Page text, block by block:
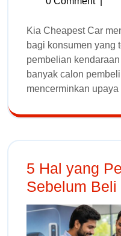
Kia Cheapest Car menjadi topik yang menarik
bagi konsumen yang
pembelian
banyak calon
mencerminkan
5 Hal yang
Sebelum